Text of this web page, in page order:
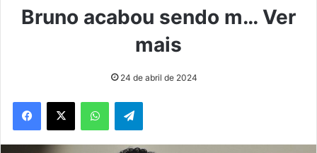
Bruno acabou sendo m… Ver
mais
24 de abril de 2024
WhatsAppTelegram